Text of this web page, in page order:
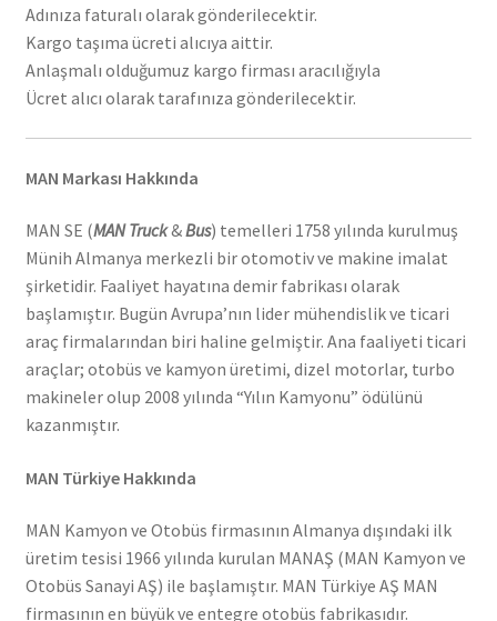
Adınıza faturalı olarak gönderilecektir.
Kargo taşıma ücreti alıcıya aittir.
Anlaşmalı olduğumuz kargo firması aracılığıyla
Ücret alıcı olarak tarafınıza gönderilecektir.
MAN Markası Hakkında
MAN SE (MAN Truck&Bus) temelleri 1758 yılında kurulmuş
Münih Almanya merkezli bir otomotiv ve makine imalat
şirketidir. Faaliyet hayatına demir fabrikası olarak
başlamıştır. Bugün Avrupa’nın lider mühendislik ve ticari
araç firmalarından biri haline gelmiştir. Ana faaliyeti ticari
araçlar; otobüs ve kamyon üretimi, dizel motorlar, turbo
makineler olup 2008 yılında “Yılın Kamyonu” ödülünü
kazanmıştır.
MAN Türkiye Hakkında
MAN Kamyon ve Otobüs firmasının Almanya dışındaki ilk
üretim tesisi 1966 yılında kurulan MANAŞ (MAN Kamyon ve
Otobüs Sanayi AŞ) ile başlamıştır. MAN Türkiye AŞ MAN
firmasının en büyük ve entegre otobüs fabrikasıdır.